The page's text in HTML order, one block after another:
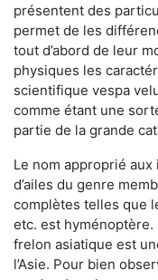
présentent des
permet de les
tout d’abord de leur
physiques les
scientifique vespa
comme étant une
partie de la grande
Le nom approprié
d’ailes du genre
complètes telles que
etc. est hyménoptère.
frelon asiatique est
l’Asie. Pour bien